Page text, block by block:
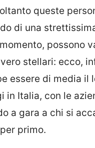
queste
di una
possono
stellari: ecco,
essere di media il
in Italia, con le
a gara a chi si
primo.